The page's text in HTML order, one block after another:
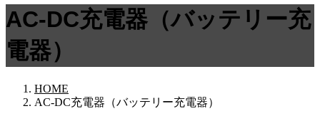
AC-DC充電器（バッテリー充
電器）
HOME
AC-DC充電器（バッテリー充電器）